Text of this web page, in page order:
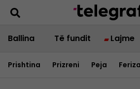
Ballina Të fundit Lajme
Prishtina Prizreni Peja